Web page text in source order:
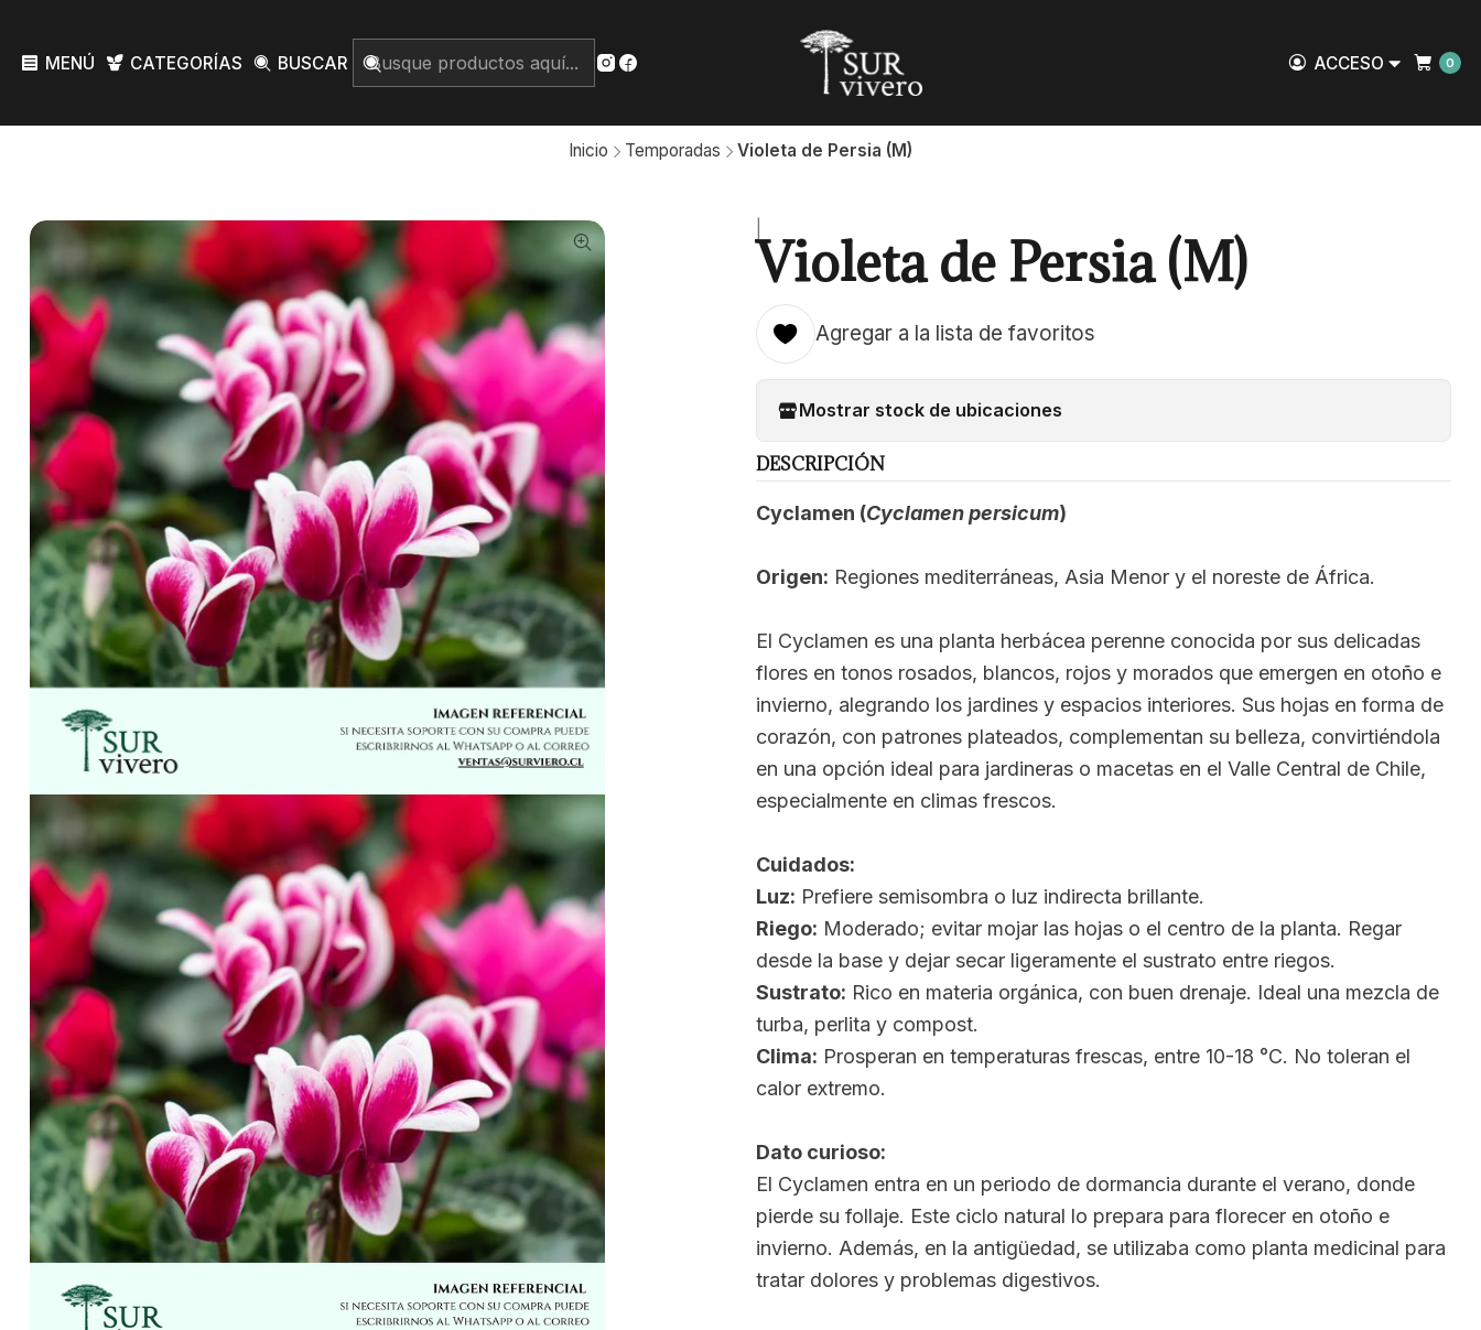
MENÚ CATEGORÍAS BUSCAR ACCESO 0
Inicio Temporadas Violeta de Persia (M)
Violeta de Persia (M)
Agregar a la lista de favoritos
Mostrar stock de ubicaciones
DESCRIPCIÓN
Cyclamen (Cyclamen persicum)
Origen: Regiones mediterráneas, Asia Menor y el noreste de África.
El Cyclamen es una planta herbácea perenne conocida por sus delicadas
flores en tonos rosados, blancos, rojos y morados que emergen en otoño e
invierno, alegrando los jardines y espacios interiores. Sus hojas en forma de
corazón, con patrones plateados, complementan su belleza, convirtiéndola
en una opción ideal para jardineras o macetas en el Valle Central de Chile,
especialmente en climas frescos.
Cuidados:
Luz: Prefiere semisombra o luz indirecta brillante.
Riego: Moderado; evitar mojar las hojas o el centro de la planta. Regar
desde la base y dejar secar ligeramente el sustrato entre riegos.
Sustrato: Rico en materia orgánica, con buen drenaje. Ideal una mezcla de
turba, perlita y compost.
Clima: Prosperan en temperaturas frescas, entre 10-18 °C. No toleran el
calor extremo.
Dato curioso:
El Cyclamen entra en un periodo de dormancia durante el verano, donde
pierde su follaje. Este ciclo natural lo prepara para florecer en otoño e
invierno. Además, en la antigüedad, se utilizaba como planta medicinal para
tratar dolores y problemas digestivos.